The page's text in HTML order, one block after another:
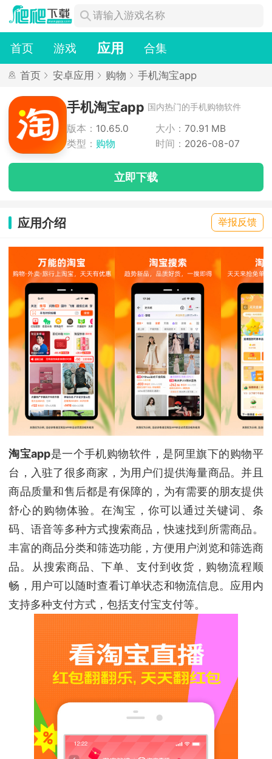
首页 游戏 应用 合集
首页 安卓应用 购物 手机淘宝app
手机淘宝app 国内热门的手机购物软件
版本： 10.65.0 大小： 70.91 MB
类型： 购物 时间： 2026-08-07
立即下载
应用介绍 举报反馈
淘宝app是一个手机购物软件，是阿里旗下的购物平
台，入驻了很多商家，为用户们提供海量商品。并且
商品质量和售后都是有保障的，为有需要的朋友提供
舒心的购物体验。在淘宝，你可以通过关键词、条
码、语音等多种方式搜索商品，快速找到所需商品。
丰富的商品分类和筛选功能，方便用户浏览和筛选商
品。从搜索商品、下单、支付到收货，购物流程顺
畅，用户可以随时查看订单状态和物流信息。应用内
支持多种支付方式，包括支付宝支付等。